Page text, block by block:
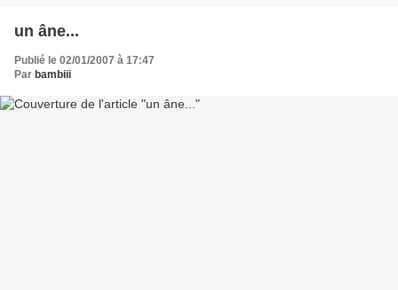
un âne...
Publié le 02/01/2007 à 17:47
Par bambiii